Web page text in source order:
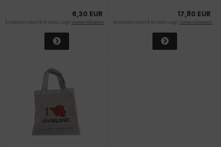
6,30 EUR
Endpreis nach § 19 UStG. zzgl.Versandkosten
17,80 EUR
Endpreis nach § 19 UStG. zzgl.Versandkosten